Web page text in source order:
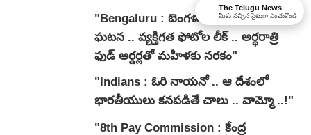
"Bengaluru : బెంగళూరులో షాకింగ్
ఘటన .. వ్యక్తిగత ఫోటోల లీక్ .. అర్ధరాత్రి
ఫుడ్ ఆర్డర్లతో మహిళకు నరకం"
"Indians : ఓరి నాయనో .. ఆ దేశంలో
భారతీయులు కనపడితే చాలు .. వామ్మో ..!"
"8th Pay Commission : కేంద్ర
The Telugu News
మీకు నచ్చిన సైటుగా ఎంచుకోండి